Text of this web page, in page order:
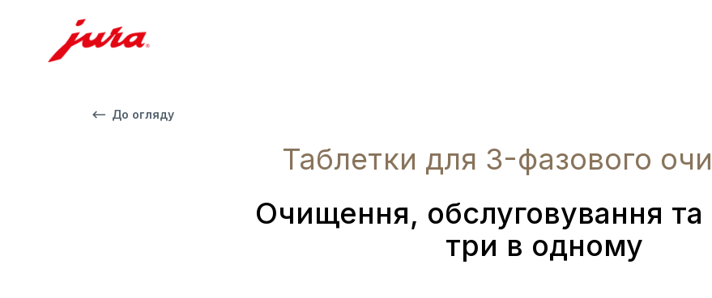
До огляду
Таблетки для 3-фазового
Очищення, обслуговування та
три в одному